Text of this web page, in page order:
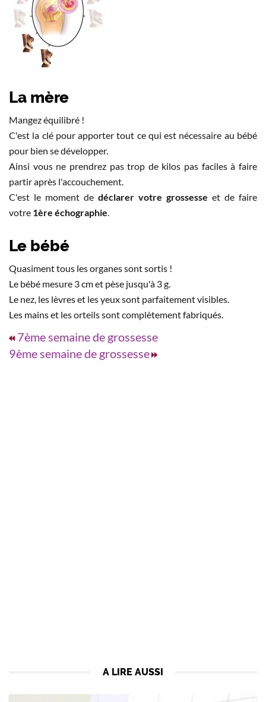
La mère
Mangez équilibré !
C'est la clé pour apporter tout ce qui est nécessaire au bébé
pour bien se développer.
Ainsi vous ne prendrez pas trop de kilos pas faciles à faire
partir après l'accouchement.
C'est le moment de déclarer votre grossesse et de faire
votre 1ère échographie.
Le bébé
Quasiment tous les organes sont sortis !
Le bébé mesure 3 cm et pèse jusqu'à 3 g.
Le nez, les lèvres et les yeux sont parfaitement visibles.
Les mains et les orteils sont complètement fabriqués.
7ème semaine de grossesse
9ème semaine de grossesse
A LIRE AUSSI